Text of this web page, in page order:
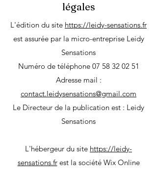
légales
L'édition du site https://leidy-sensations.fr
est assurée par la micro-entreprise Leidy
Sensations
Numéro de téléphone 07 58 32 02 51
Adresse mail :
contact.leidysensations@gmail.com
Le Directeur de la publication est : Leidy
Sensations
L'hébergeur du site https://leidy-
sensations.frest la société Wix Online